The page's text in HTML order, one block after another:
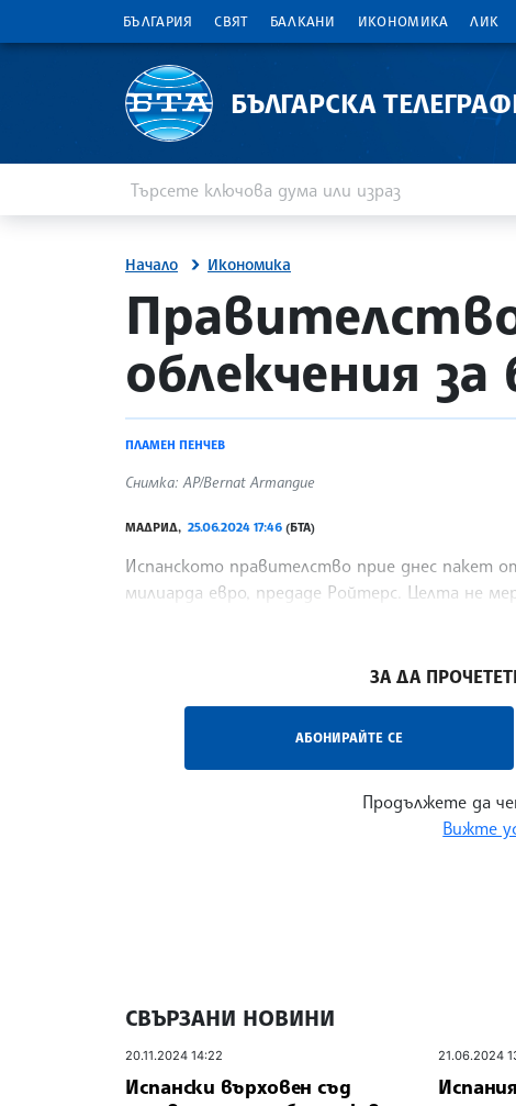
БЪЛГАРИЯ СВЯТ БАЛКАНИ ИКОНОМИКА ЛИК
БЪЛГАРСКА
Начало Икономика
site.bta
облекчения
ПЛАМЕН ПЕНЧЕВ
Снимка: АP/Bernat Armangue
МАДРИД, 25.06.2024 17:46 (БТА)
Испанското правителство прие днес пакет
милиарда евро, предаде Ройтерс. Целта не
ЗА ДА
АБОНИРАЙТЕ СЕ
Продължете да
Вижте
СВЪРЗАНИ НОВИНИ
20.11.2024 14:22
Испански върховен съд
21.06.2024